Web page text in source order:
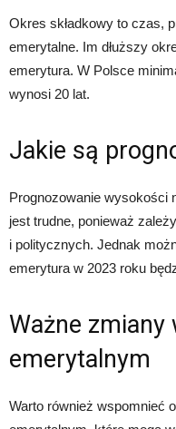
Okres składkowy to czas,
emerytalne. Im dłuższy
emerytura. W Polsce
wynosi 20 lat.
Jakie są
Prognozowanie wysokości
jest trudne, ponieważ
i politycznych. Jednak
emerytura w 2023 roku
Ważne zmiany
emerytalnym
Warto również wspomnieć